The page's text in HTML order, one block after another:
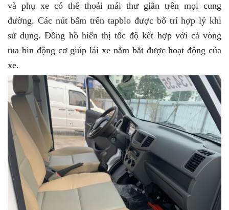
và phụ xe có thể thoải mái thư giãn trên mọi cung
đường. Các nút bấm trên tapblo được bố trí hợp lý khi
sử dụng. Đồng hồ hiển thị tốc độ kết hợp với cả vòng
tua bin động cơ giúp lái xe nắm bắt được hoạt động của
xe.